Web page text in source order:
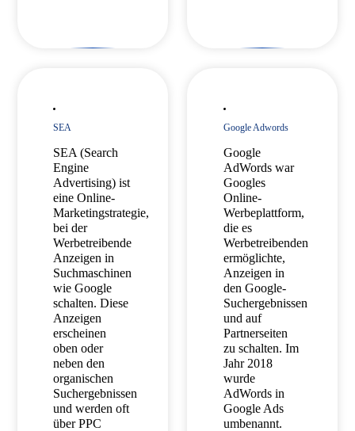
SEA
SEA (Search
Engine
Advertising) ist
eine Online-
Marketingstrategie,
bei der
Werbetreibende
Anzeigen in
Suchmaschinen
wie Google
schalten. Diese
Anzeigen
erscheinen
oben oder
neben den
organischen
Suchergebnissen
und werden oft
über PPC
Google Adwords
Google
AdWords war
Googles
Online-
Werbeplattform,
die es
Werbetreibenden
ermöglichte,
Anzeigen in
den Google-
Suchergebnissen
und auf
Partnerseiten
zu schalten. Im
Jahr 2018
wurde
AdWords in
Google Ads
umbenannt.